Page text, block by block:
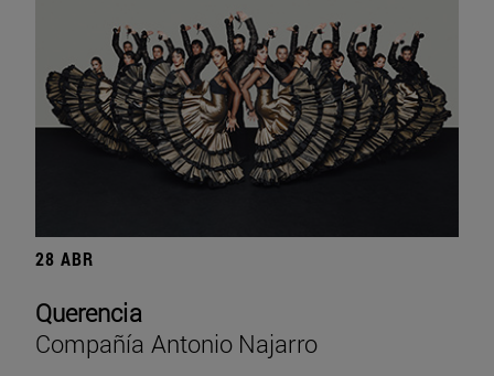
28 ABR
Querencia
Compañía Antonio Najarro